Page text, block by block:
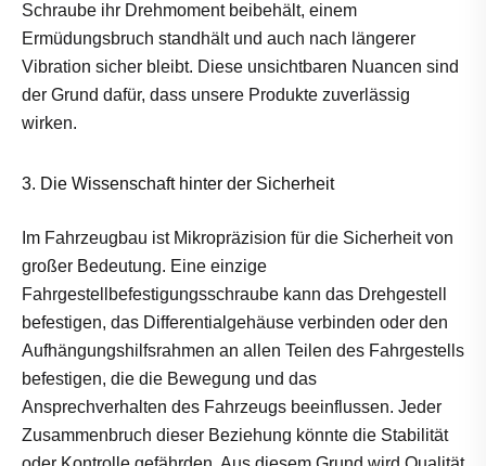
Schraube ihr Drehmoment beibehält, einem
Ermüdungsbruch standhält und auch nach längerer
Vibration sicher bleibt. Diese unsichtbaren Nuancen sind
der Grund dafür, dass unsere Produkte zuverlässig
wirken.
3. Die Wissenschaft hinter der Sicherheit
Im Fahrzeugbau ist Mikropräzision für die Sicherheit von
großer Bedeutung. Eine einzige
Fahrgestellbefestigungsschraube kann das Drehgestell
befestigen, das Differentialgehäuse verbinden oder den
Aufhängungshilfsrahmen an allen Teilen des Fahrgestells
befestigen, die die Bewegung und das
Ansprechverhalten des Fahrzeugs beeinflussen. Jeder
Zusammenbruch dieser Beziehung könnte die Stabilität